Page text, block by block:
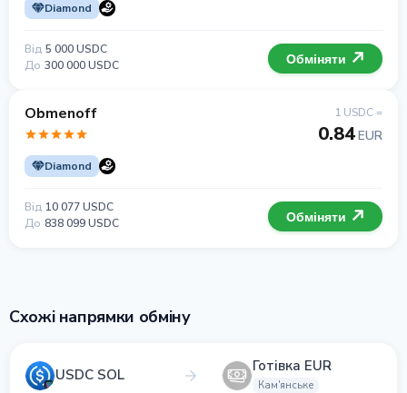
Diamond
Від 5 000 USDC
До 300 000 USDC Обміняти
Obmenoff
Diamond
1 USDC =
0.84EUR
Від 10 077 USDC
До 838 099 USDC Обміняти
Схожі напрямки обміну
USDC SOL Готівка EUR
Кам'янське